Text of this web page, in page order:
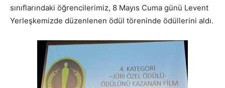
sınıflarındaki öğrencilerimiz, 8 Mayıs Cuma günü Levent
Yerleşkemizde düzenlenen ödül töreninde ödüllerini aldı.